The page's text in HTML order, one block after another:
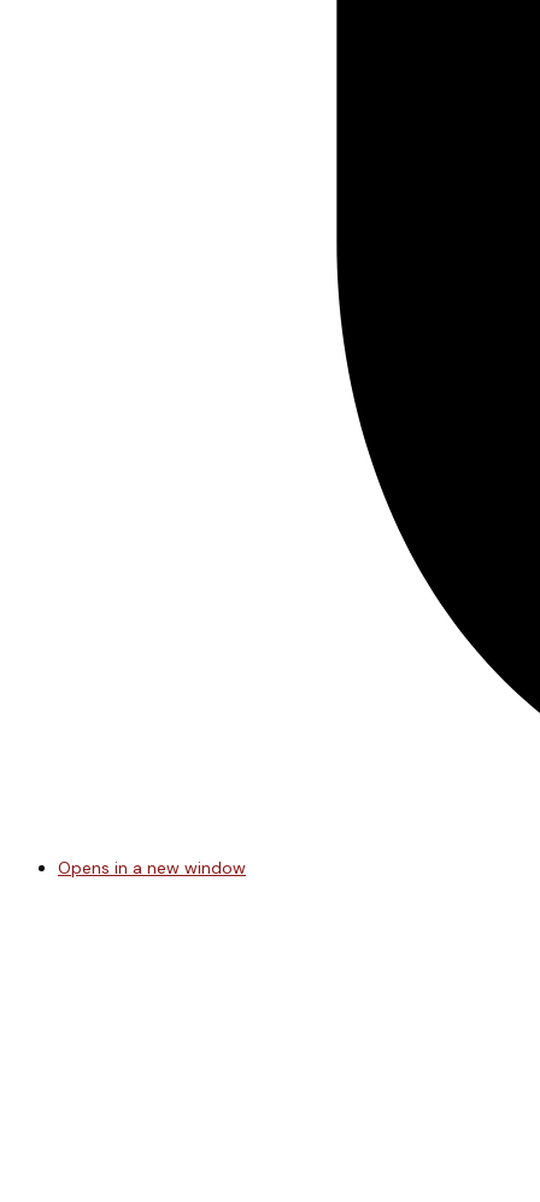
Opens in a new window